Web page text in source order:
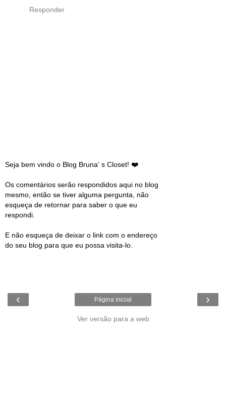
Responder
Seja bem vindo o Blog Bruna' s Closet! ❤️
Os comentários serão respondidos aqui no blog
mesmo, então se tiver alguma pergunta, não
esqueça de retornar para saber o que eu
respondi.
E não esqueça de deixar o link com o endereço
do seu blog para que eu possa visita-lo.
‹ ›
Página inicial
Ver versão para a web